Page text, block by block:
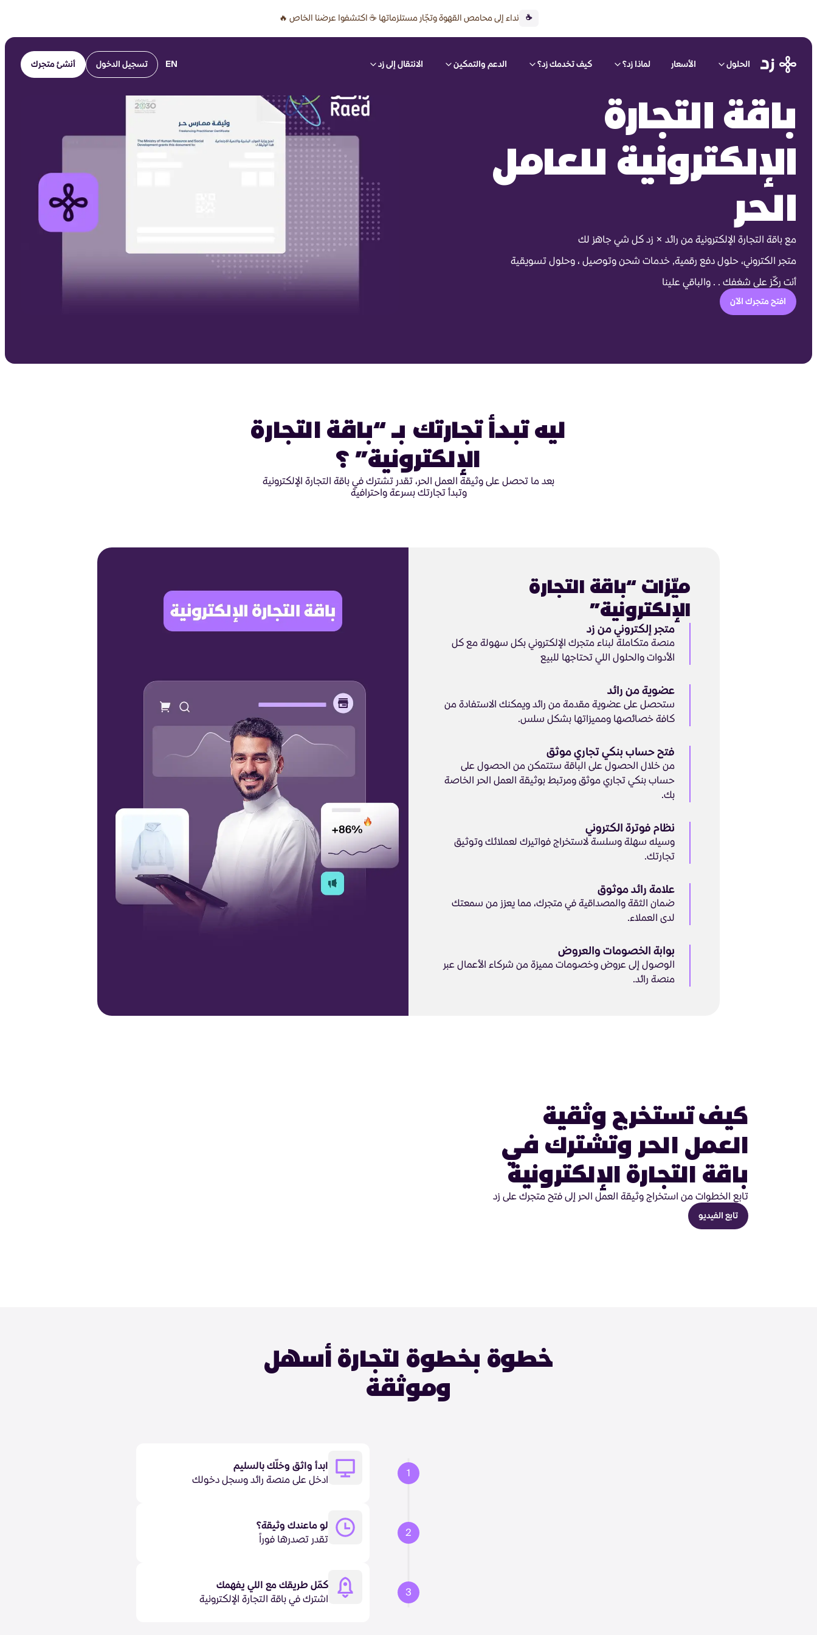
☕ نداء إلى محامص القهوة وتجّار مستلزماتها ☕ اكتشفوا عرضنا الخاص 🔥
الحلول الأسعار لماذا زد؟ كيف تخدمك زد؟ الدعم والتمكين الانتقال إلى زد EN تسجيل الدخول أنشئ متجرك
باقة التجارة
الإلكترونية للعامل
الحر
مع باقة التجارة الإلكترونية من رائد × زد كل شي جاهز لك
متجر الكتروني، حلول دفع رقمية, خدمات شحن وتوصيل ، وحلول تسويقية
أنت ركّز على شغفك . . والباقي علينا
افتح متجرك الآن
ليه تبدأ تجارتك بـ “باقة التجارة
الإلكترونية” ؟
بعد ما تحصل على وثيقة العمل الحر، تقدر تشترك في باقة التجارة الإلكترونية
وتبدأ تجارتك بسرعة واحترافية
ميّزات “باقة التجارة
الإلكترونية”
متجر إلكتروني من زد
منصة متكاملة لبناء متجرك الإلكتروني بكل سهولة مع كل
الأدوات والحلول اللي تحتاجها للبيع
عضوية من رائد
ستحصل على عضوية مقدمة من رائد ويمكنك الاستفادة من
كافة خصائصها ومميزاتها بشكل سلس.
فتح حساب بنكي تجاري موثق
من خلال الحصول على الباقة ستتمكن من الحصول على
حساب بنكي تجاري موثق ومرتبط بوثيقة العمل الحر الخاصة
بك.
نظام فوترة الكتروني
وسيله سهلة وسلسة لاستخراج فواتيرك لعملائك وتوثيق
تجارتك.
علامة رائد موثوق
ضمان الثقة والمصداقية في متجرك، مما يعزز من سمعتك
لدى العملاء.
بوابة الخصومات والعروض
الوصول إلى عروض وخصومات مميزة من شركاء الأعمال عبر
منصة رائد.
كيف تستخرج وثقية
العمل الحر وتشترك في
باقة التجارة الإلكترونية
تابع الخطوات من استخراج وثيقة العمل الحر إلى فتح متجرك على زد
تابع الفيديو
خطوة بخطوة لتجارة أسهل
وموثقة
1
ابدأ واثق وخلّك بالسليم
ادخل على منصة رائد وسجل دخولك
2
لو ماعندك وثيقة؟
تقدر تصدرها فوراً
3
كمّل طريقك مع اللي يفهمك
اشترك في باقة التجارة الإلكترونية